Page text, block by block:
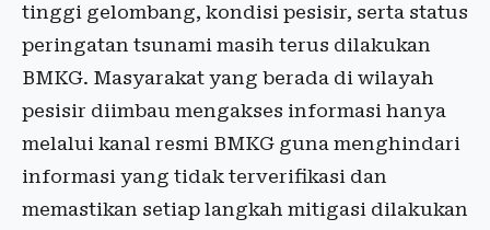
tinggi gelombang, kondisi pesisir, serta status
peringatan tsunami masih terus dilakukan
BMKG. Masyarakat yang berada di wilayah
pesisir diimbau mengakses informasi hanya
melalui kanal resmi BMKG guna menghindari
informasi yang tidak terverifikasi dan
memastikan setiap langkah mitigasi dilakukan